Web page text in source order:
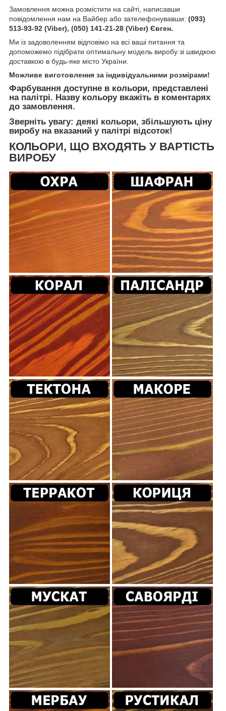
Замовлення можна розмістити на сайті, написавши
повідомлення нам на Вайбер або зателефонувавши: (093)
513-93-92 (Viber), (050) 141-21-28 (Viber) Євген.
Ми із задоволенням відповімо на всі ваші питання та
допоможемо підібрати оптимальну модель виробу зі швидкою
доставкою в будь-яке місто України.
Можливе виготовлення за індивідуальними розмірами!
Фарбування доступне в кольори, представлені
на палітрі. Назву кольору вкажіть в коментарях
до замовлення.
Зверніть увагу: деякі кольори, збільшують ціну
виробу на вказаний у палітрі відсоток!
КОЛЬОРИ, ЩО ВХОДЯТЬ У ВАРТІСТЬ
ВИРОБУ